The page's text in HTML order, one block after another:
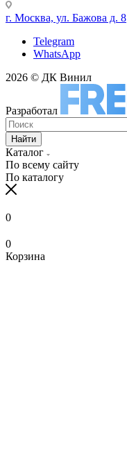
г. Москва, ул. Бажова д. 8
Telegram
WhatsApp
2026 © ДК Винил
Разработал
Найти
Каталог
По всему сайту
По каталогу
0
0
Корзина